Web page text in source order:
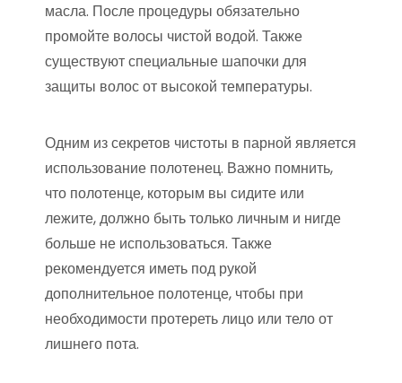
масла. После процедуры обязательно
промойте волосы чистой водой. Также
существуют специальные шапочки для
защиты волос от высокой температуры.
Одним из секретов чистоты в парной является
использование полотенец. Важно помнить,
что полотенце, которым вы сидите или
лежите, должно быть только личным и нигде
больше не использоваться. Также
рекомендуется иметь под рукой
дополнительное полотенце, чтобы при
необходимости протереть лицо или тело от
лишнего пота.